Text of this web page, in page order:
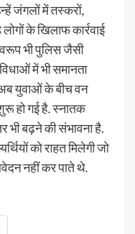
जंगलों में तस्करों,
के खिलाफ कार्रवाई
भी पुलिस जैसी
में भी समानता
युवाओं के बीच वन
हो गई है. स्नातक
भी बढ़ने की संभावना है.
को राहत मिलेगी जो
नहीं कर पाते थे.